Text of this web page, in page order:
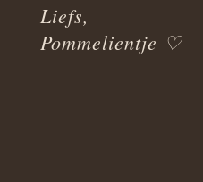
Liefs,
Pommelientje ♡